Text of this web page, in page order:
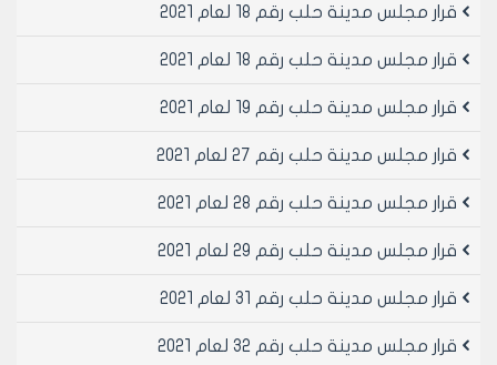
العرض في الطابق الأرضي .
 قبول الترخيص المؤقت و عدم مطالبة الإدارة بأي تعويض
المدة المحددة له حسب رغبة الإدارة .
 تجديد الترخيص المؤقت كل سنتين و ذلك بدفع الرسوم
‌ج. يخصص المحل حصراً لعرض السيارات الحديثة الخاصة بالوكالة
‌د. يمنع مزاولة أي مهنة أو نشاط آخر ضمن المحل مهما كان
ويمنع إشغال الرصيف أو الشارع ب(عرض السيارات أو وضع
بوضع رمبات معدنية مؤقتة (متحركة).
قرار مجلس مدينة حلب رقم 18 لعام 2021
قرار مجلس مدينة حلب رقم 18 لعام 2021
قرار مجلس مدينة حلب رقم 19 لعام 2021
قرار مجلس مدينة حلب رقم 27 لعام 2021
قرار مجلس مدينة حلب رقم 28 لعام 2021
قرار مجلس مدينة حلب رقم 29 لعام 2021
قرار مجلس مدينة حلب رقم 31 لعام 2021
قرار مجلس مدينة حلب رقم 32 لعام 2021